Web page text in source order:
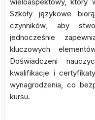
Szkoły językowe
czynników, aby
jednocześnie
kluczowych
Doświadczeni
kwalifikacje i
wynagrodzenia, co
kursu.